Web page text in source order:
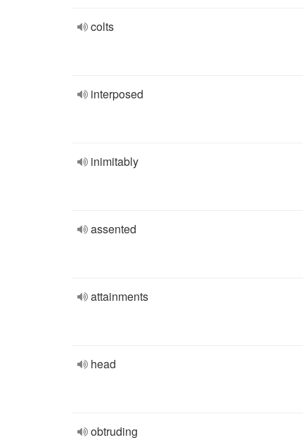
colts
interposed
inimitably
assented
attainments
head
obtruding